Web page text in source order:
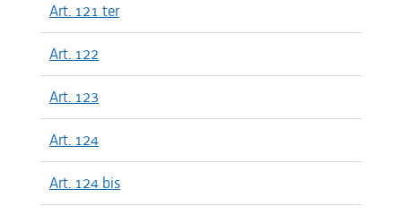
Art. 121 ter
Art. 122
Art. 123
Art. 124
Art. 124 bis